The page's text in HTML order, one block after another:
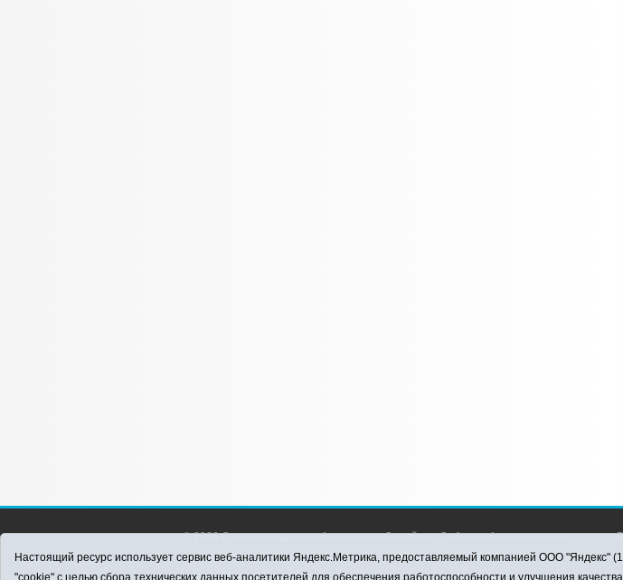
© 2026 Сетевое издание «Аромашево Онлайн» - События Аромашевского
района. Для детей старше 16 лет. Все права защищены © При использовании
материалов ссылка обязательна.
Настоящий ресурс использует сервис веб-аналитики Яндекс.Метрика, предоставляемый компанией ООО
"cookie" с целью сбора технических данных посетителей для обеспечения работоспособности и улучшения